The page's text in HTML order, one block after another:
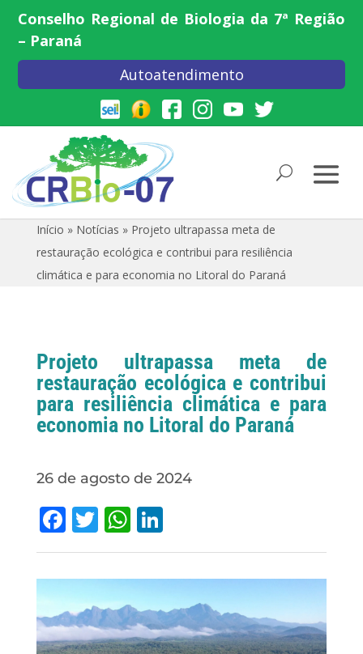
Conselho Regional de Biologia da 7ª Região
– Paraná
Autoatendimento
Início » Notícias » Projeto ultrapassa meta de
restauração ecológica e contribui para resiliência
climática e para economia no Litoral do Paraná
Projeto ultrapassa meta de
restauração ecológica e contribui
para resiliência climática e para
economia no Litoral do Paraná
26 de agosto de 2024
Facebook
Twitter
WhatsApp
LinkedIn